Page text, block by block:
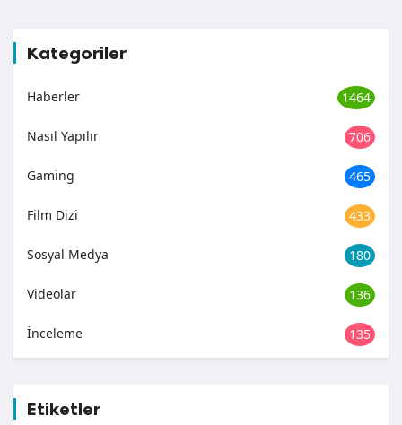
Kategoriler
Haberler 1464
Nasıl Yapılır 706
Gaming 465
Film Dizi 433
Sosyal Medya 180
Videolar 136
İnceleme 135
Etiketler